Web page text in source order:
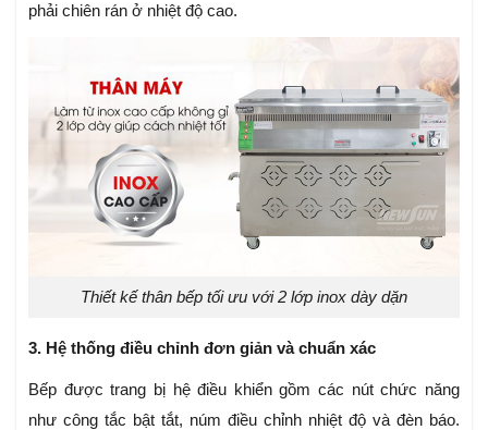
phải chiên rán ở nhiệt độ cao.
Thiết kế thân bếp tối ưu với 2 lớp inox dày dặn
3. Hệ thống điều chỉnh đơn giản và chuẩn xác
Bếp được trang bị hệ điều khiển gồm các nút chức năng
như công tắc bật tắt, núm điều chỉnh nhiệt độ và đèn báo.